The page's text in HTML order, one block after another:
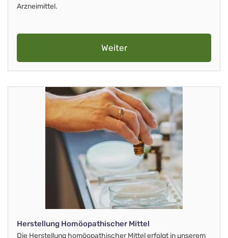
Arzneimittel.
Weiter
Herstellung Homöopathischer Mittel
Die Herstellung homöopathischer Mittel erfolgt in unserem